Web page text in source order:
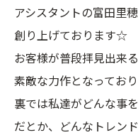
アシスタントの富田里
創り上げております☆
お客様が普段拝見出来
素敵な力作となっており
裏では私達がどんな事
だとか、どんなトレン